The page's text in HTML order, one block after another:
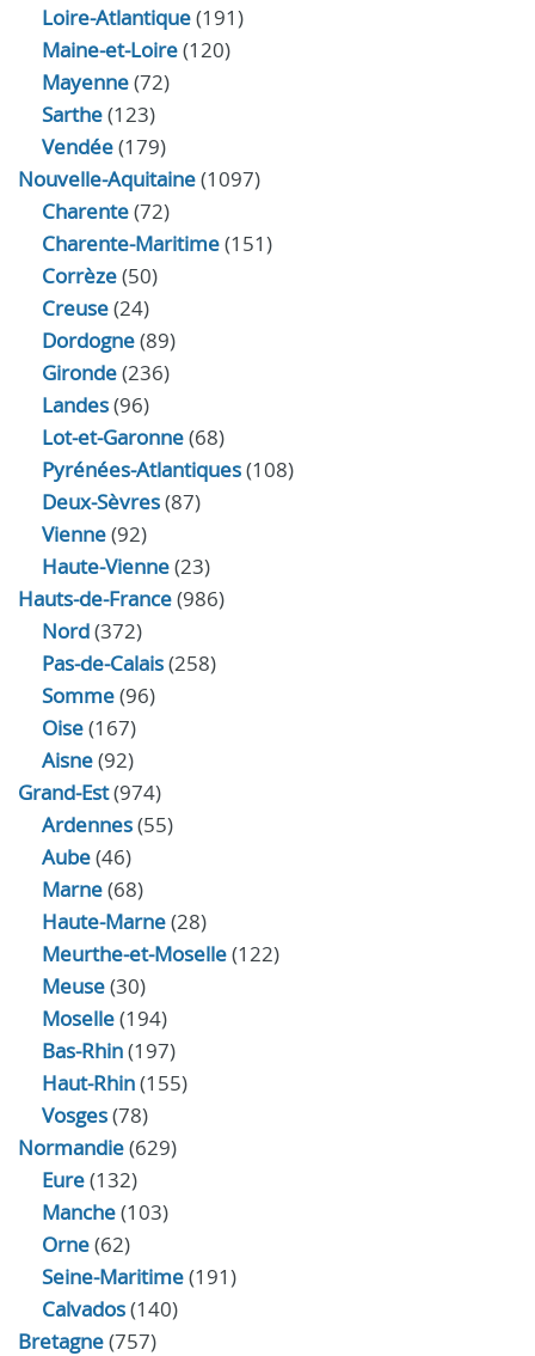
Loire-Atlantique(191)
Maine-et-Loire(120)
Mayenne(72)
Sarthe(123)
Vendée(179)
Nouvelle-Aquitaine(1097)
Charente(72)
Charente-Maritime(151)
Corrèze(50)
Creuse(24)
Dordogne(89)
Gironde(236)
Landes(96)
Lot-et-Garonne(68)
Pyrénées-Atlantiques(108)
Deux-Sèvres(87)
Vienne(92)
Haute-Vienne(23)
Hauts-de-France(986)
Nord(372)
Pas-de-Calais(258)
Somme(96)
Oise(167)
Aisne(92)
Grand-Est(974)
Ardennes(55)
Aube(46)
Marne(68)
Haute-Marne(28)
Meurthe-et-Moselle(122)
Meuse(30)
Moselle(194)
Bas-Rhin(197)
Haut-Rhin(155)
Vosges(78)
Normandie(629)
Eure(132)
Manche(103)
Orne(62)
Seine-Maritime(191)
Calvados(140)
Bretagne(757)